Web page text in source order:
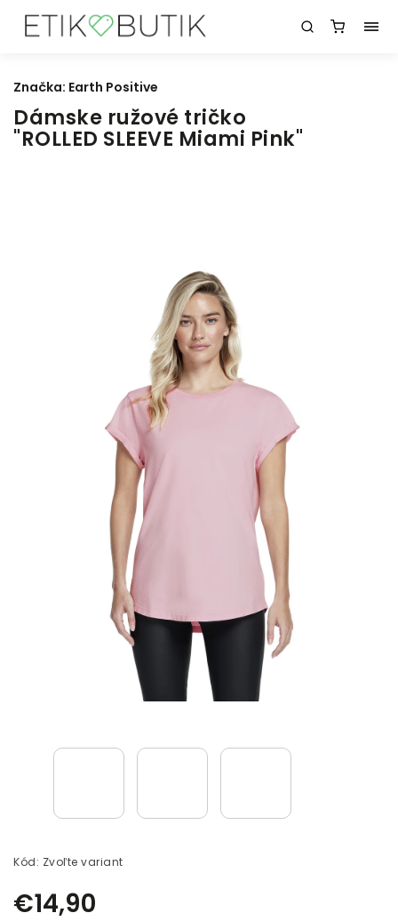
Dámske ružové tričko
"ROLLED SLEEVE Miami Pink"
Kód: Zvoľte variant
€14,90
Značka: Earth Positive